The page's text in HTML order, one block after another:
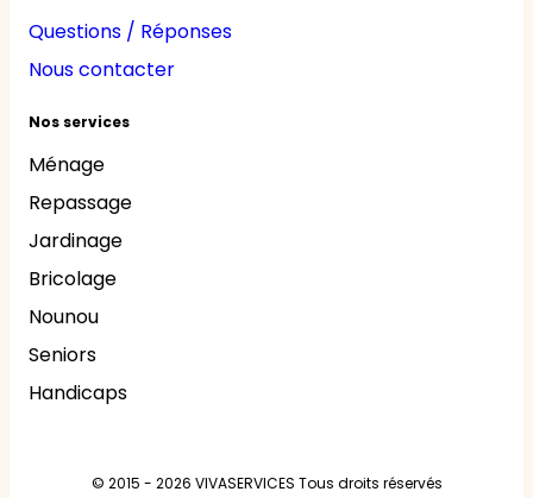
Questions / Réponses
Nous contacter
Nos services
Ménage
Repassage
Jardinage
Bricolage
Nounou
Seniors
Handicaps
© 2015 - 2026 VIVASERVICES Tous droits réservés